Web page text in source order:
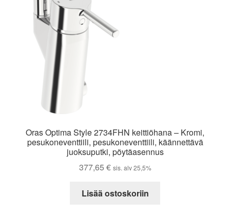
Oras Optima Style 2734FHN keittiöhana – Kromi,
pesukoneventtiili, pesukoneventtiili, käännettävä
juoksuputki, pöytäasennus
377,65 € sis. alv 25,5%
Lisää ostoskoriin